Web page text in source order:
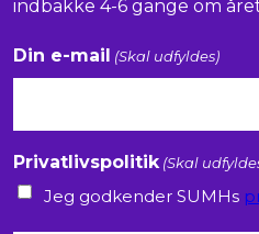
indbakke 4-6 gange om
Din e-mail (Skal udfyldes)
Privatlivspolitik (Skal
Jeg godkender SUMHs